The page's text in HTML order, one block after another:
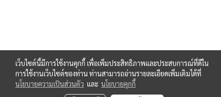
เว็บไซต์นี้มีการใช้งานคุกกี้ เพื่อเพิ่มประสิทธิภาพและประสบการณ์ที่ดีใน
การใช้งานเว็บไซต์ของท่าน ท่านสามารถอ่านรายละเอียดเพิ่มเติมได้ที่
นโยบายความเป็นส่วนตัว และ นโยบายคุกกี้